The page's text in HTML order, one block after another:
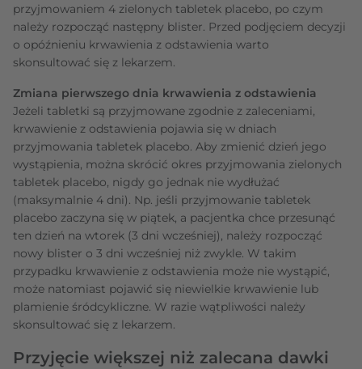
przyjmowaniem 4 zielonych tabletek placebo, po czym
należy rozpocząć następny blister. Przed podjęciem decyzji
o opóźnieniu krwawienia z odstawienia warto
skonsultować się z lekarzem.
Zmiana pierwszego dnia krwawienia z odstawienia
Jeżeli tabletki są przyjmowane zgodnie z zaleceniami,
krwawienie z odstawienia pojawia się w dniach
przyjmowania tabletek placebo. Aby zmienić dzień jego
wystąpienia, można skrócić okres przyjmowania zielonych
tabletek placebo, nigdy go jednak nie wydłużać
(maksymalnie 4 dni). Np. jeśli przyjmowanie tabletek
placebo zaczyna się w piątek, a pacjentka chce przesunąć
ten dzień na wtorek (3 dni wcześniej), należy rozpocząć
nowy blister o 3 dni wcześniej niż zwykle. W takim
przypadku krwawienie z odstawienia może nie wystąpić,
może natomiast pojawić się niewielkie krwawienie lub
plamienie śródcykliczne. W razie wątpliwości należy
skonsultować się z lekarzem.
Przyjęcie większej niż zalecana dawki